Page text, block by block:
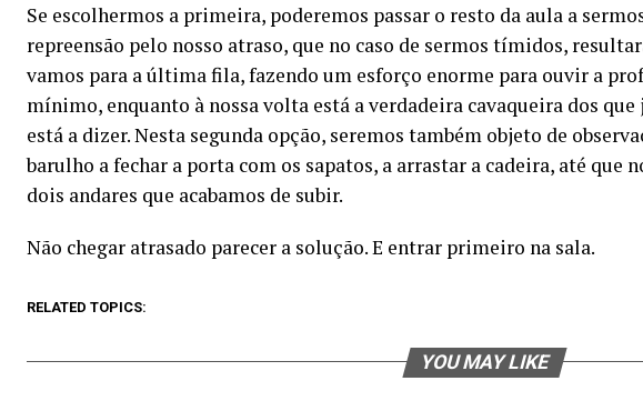
Se escolhermos a primeira, poderemos passar o resto da aula a
repreensão pelo nosso atraso, que no caso de sermos tímidos,
vamos para a última fila, fazendo um esforço enorme para ouvir a
mínimo, enquanto à nossa volta está a verdadeira cavaqueira dos
está a dizer. Nesta segunda opção, seremos também objeto de
barulho a fechar a porta com os sapatos, a arrastar a cadeira, até que
dois andares que acabamos de subir.
Não chegar atrasado parecer a solução. E entrar primeiro na sala.
RELATED TOPICS:
YOU MAY LIKE